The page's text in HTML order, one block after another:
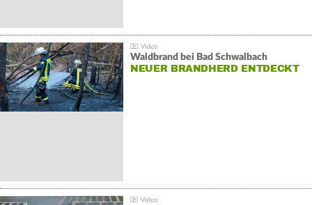
Waldbrand bei Bad Schwalbach
NEUER BRANDHERD ENTDECKT